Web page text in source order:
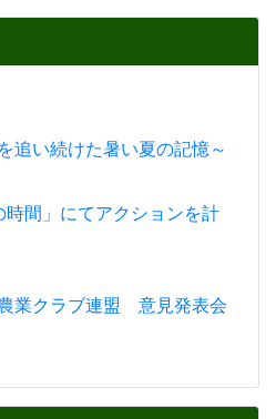
追い続けた暑い夏の記憶～
間」にてアクションを計
業クラブ連盟 意見発表会